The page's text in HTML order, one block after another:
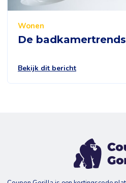
Wonen
De
Bekijk dit bericht